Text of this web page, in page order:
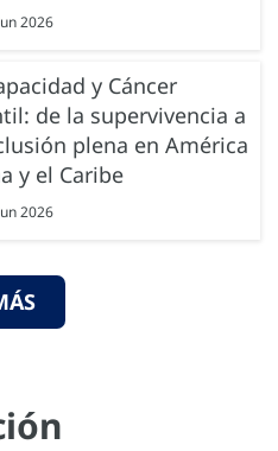
2026
y Cáncer
de la supervivencia a
plena en América
y el Caribe
2026